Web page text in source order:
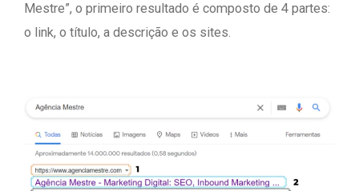
Mestre”, o primeiro resultado é composto de 4 partes:
o link, o título, a descrição e os sites.